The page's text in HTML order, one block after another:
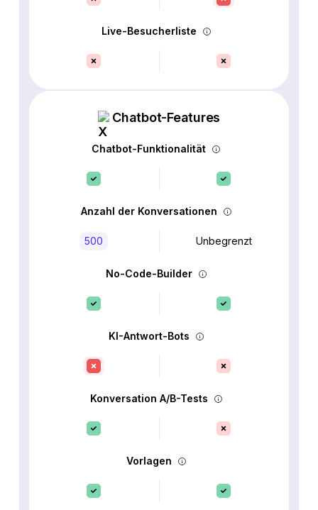
Live-Besucherliste
Chatbot-Features
Chatbot-Funktionalität
Anzahl der Konversationen
500 Unbegrenzt
No-Code-Builder
KI-Antwort-Bots
Konversation A/B-Tests
Vorlagen